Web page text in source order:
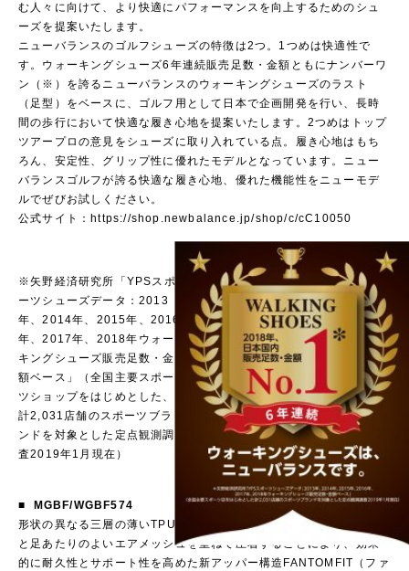
む人々に向けて、より快適にパフォーマンスを向上するためのシュ
ーズを提案いたします。
ニューバランスのゴルフシューズの特徴は2つ。1つめは快適性で
す。ウォーキングシューズ6年連続販売足数・金額ともにナンバーワ
ン（※）を誇るニューバランスのウォーキングシューズのラスト
（足型）をベースに、ゴルフ用として日本で企画開発を行い、長時
間の歩行において快適な履き心地を提案いたします。2つめはトップ
ツアープロの意見をシューズに取り入れている点。履き心地はもち
ろん、安定性、グリップ性に優れたモデルとなっています。ニュー
バランスゴルフが誇る快適な履き心地、優れた機能性をニューモデ
ルでぜびお試しください。
公式サイト： https://shop.newbalance.jp/shop/c/cC10050
※矢野経済研究所「YPSスポ
ーツシューズデータ：2013
年、2014年、2015年、2016
年、2017年、2018年ウォー
キングシューズ販売足数・金
額ベース」（全国主要スポー
ツショップをはじめとした、
計2,031店舗のスポーツブラ
ンドを対象とした定点観測調
査2019年1月現在）
■ MGBF/WGBF574
形状の異なる三層の薄いTPU
と足あたりのよいエアメッシュを重ねて圧着することにより、効果
的に耐久性とサポート性を高めた新アッパー構造FANTOMFIT（ファ